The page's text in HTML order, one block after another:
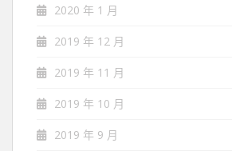
2020 年 1 月
2019 年 12 月
2019 年 11 月
2019 年 10 月
2019 年 9 月